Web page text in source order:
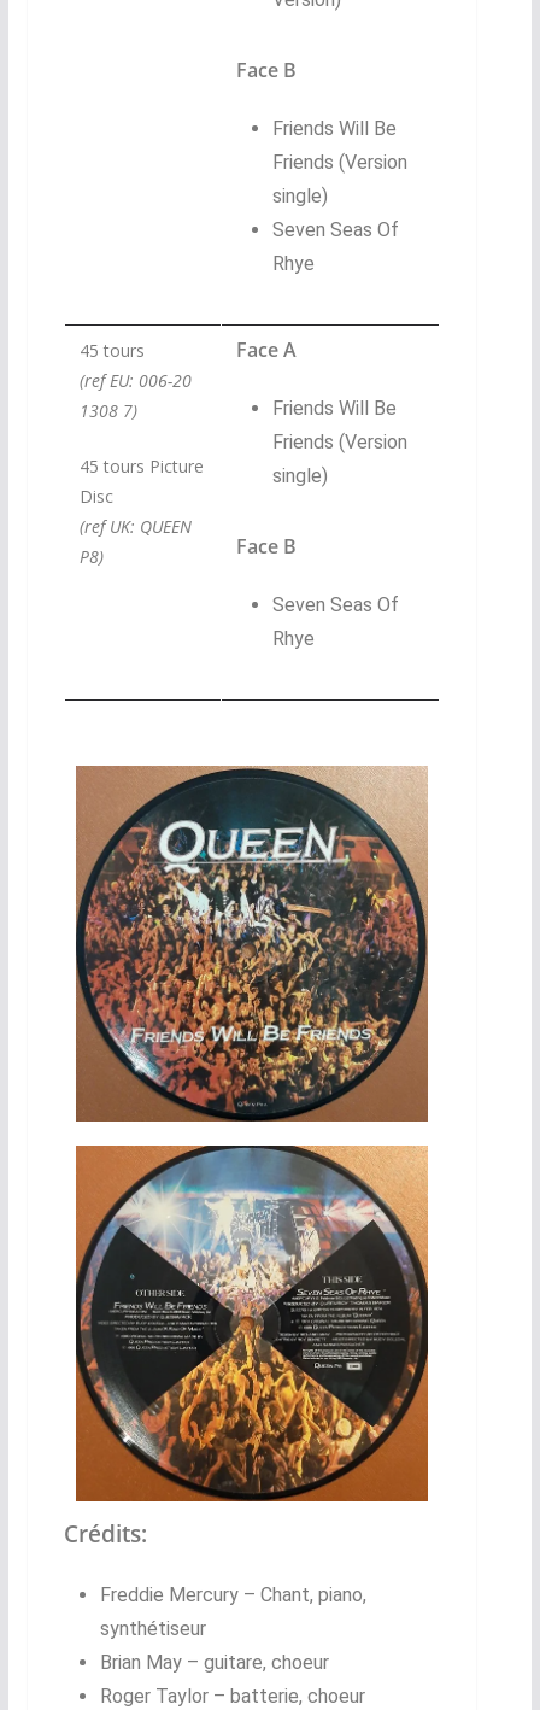
Face B
Friends Will Be
Friends (Version
single)
Seven Seas Of
Rhye
45 tours
(ref EU: 006-20
1308 7)
45 tours Picture
Disc
(ref UK: QUEEN
P8)
Face A
Friends Will Be
Friends (Version
single)
Face B
Seven Seas Of
Rhye
Crédits:
Freddie Mercury – Chant, piano,
synthétiseur
Brian May – guitare, choeur
Roger Taylor – batterie, choeur